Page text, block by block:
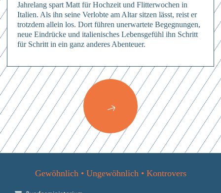
Jahrelang spart Matt für Hochzeit und Flitterwochen in
Italien. Als ihn seine Verlobte am Altar sitzen lässt, reist er
trotzdem allein los. Dort führen unerwartete Begegnungen,
neue Eindrücke und italienisches Lebensgefühl ihn Schritt
für Schritt in ein ganz anderes Abenteuer.
Gewöhnlich • Ungewöhnlich • Kontrovers
Anmelden
Mit dem Absenden des Formulars erkläre ich mich einverstanden mit
den Datenschutzbestimmungen
Hierher ziehen & fallen lassen
Dateien auswählen
von 3
Abschicken
Datenschutzbestimmungen
Mit dem Absenden des Formulars erkläre ich mich einverstanden mit
denDatenschutzbestimmungen
Abschicken
Mit dem Absenden des Formulars erkläre ich mich einverstanden mit
den
Datenschutzbestimmungen